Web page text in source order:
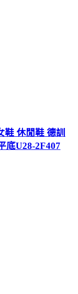
休閒鞋 德訓
底U28-2F407